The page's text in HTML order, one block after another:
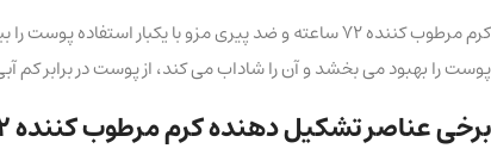
کرم مرطوب کننده 72 ساعته و ضد پیری مزو با
پوست را بهبود می بخشد و آن را شاداب می کند، از پوست در برابر
برخی عناصر تشکیل دهنده کرم مرطوب کننده 72 ساعته و ضد پیری مزو: